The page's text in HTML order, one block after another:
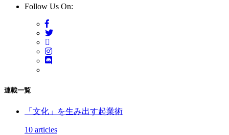
Follow Us On:
連載一覧
「文化」を生み出す起業術
10 articles